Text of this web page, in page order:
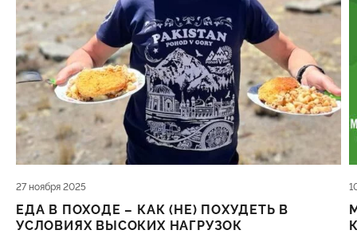
27 ноября 2025
ЕДА В ПОХОДЕ – КАК (НЕ) ПОХУДЕТЬ В
УСЛОВИЯХ ВЫСОКИХ НАГРУЗОК